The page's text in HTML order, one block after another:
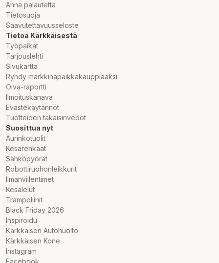
Anna palautetta
Tietosuoja
Saavutettavuusseloste
Tietoa Kärkkäisestä
Työpaikat
Tarjouslehti
Sivukartta
Ryhdy markkinapaikkakauppiaaksi
Oiva-raportti
Ilmoituskanava
Evästekäytännöt
Tuotteiden takaisinvedot
Suosittua nyt
Aurinkotuolit
Kesärenkaat
Sähköpyörät
Robottiruohonleikkurit
Ilmanviilentimet
Kesälelut
Trampoliinit
Black Friday 2026
Inspiroidu
Kärkkäisen Autohuolto
Kärkkäisen Kone
Instagram
Facebook